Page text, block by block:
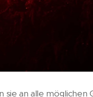
an alle möglichen